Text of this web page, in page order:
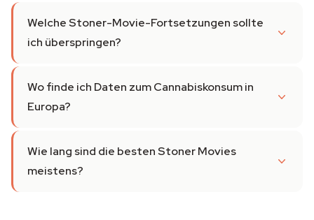
Welche Stoner-Movie-Fortsetzungen sollte
ich überspringen?
Wo finde ich Daten zum Cannabiskonsum in
Europa?
Wie lang sind die besten Stoner Movies
meistens?